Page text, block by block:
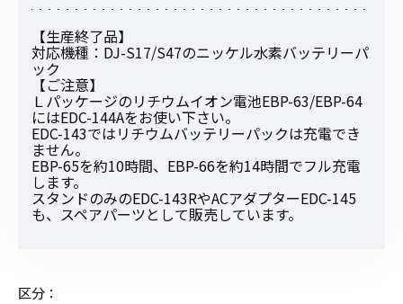
【生産終了品】
対応機種：DJ-S17/S47のニッケル水素バッテリーパ
ック
【ご注意】
Ｌパッケージのリチウムイオン電池EBP-63/EBP-64
にはEDC-144Aをお使い下さい。
EDC-143ではリチウムバッテリーパックは充電でき
ません。
EBP-65を約10時間、EBP-66を約14時間でフル充電
します。
スタンドのみのEDC-143RやACアダプターEDC-145
も、スペアパーツとして販売しています。
区分